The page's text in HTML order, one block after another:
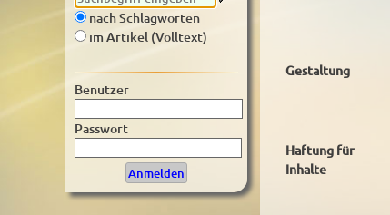
nach Schlagworten
im Artikel (Volltext)
Benutzer
Passwort
Gestaltung
Haftung für
Inhalte